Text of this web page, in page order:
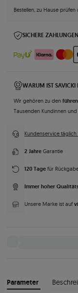
Bestellen, zu Hause
SICHERE ZAHLUNGEN
WARUM IST SAVICKI
Wir gehören zu den
Tausenden Kundinnen
Kundenservice täglich
2 Jahre Garantie
120 Tage für
Immer hoher
Unsere Marke ist auf
Parameter